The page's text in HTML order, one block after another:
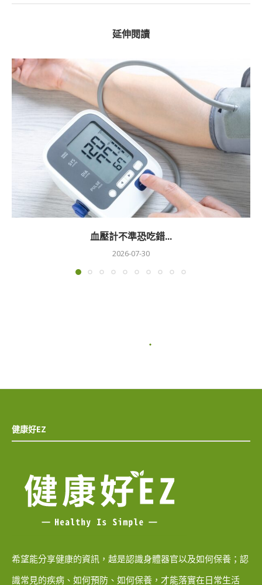
延伸閱讀
血壓計不準恐吃錯...
2026-07-30
健康好EZ
希望能分享健康的資訊，越是認識身體器官以及如何保養；認
識常見的疾病、如何預防、如何保養，才能落實在日常生活